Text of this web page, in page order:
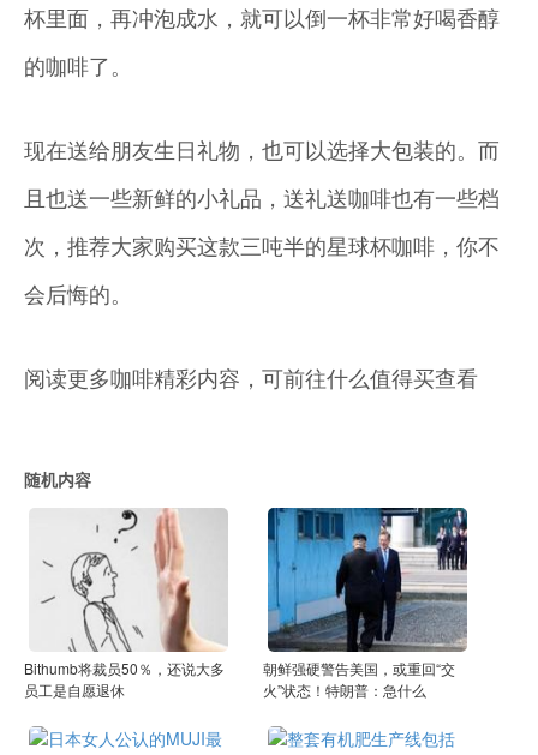
杯里面，再冲泡成水，就可以倒一杯非常好喝香醇
的咖啡了。
现在送给朋友生日礼物，也可以选择大包装的。而
且也送一些新鲜的小礼品，送礼送咖啡也有一些档
次，推荐大家购买这款三吨半的星球杯咖啡，你不
会后悔的。
阅读更多咖啡精彩内容，可前往什么值得买查看
随机内容
Bithumb将裁员50％，还说大多
员工是自愿退休
朝鲜强硬警告美国，或重回“交
火”状态！特朗普：急什么